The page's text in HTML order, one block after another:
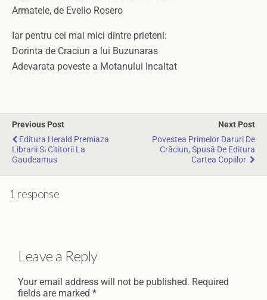
Armatele, de Evelio Rosero
Iar pentru cei mai mici dintre prieteni:
Dorinta de Craciun a lui Buzunaras
Adevarata poveste a Motanului Incaltat
Previous Post
Editura Herald Premiaza
Librarii Si Cititorii La
Gaudeamus
Next Post
Povestea Primelor Daruri De
Crăciun, Spusă De Editura
Cartea Copiilor
1 response
Leave a Reply
Your email address will not be published. Required
fields are marked *